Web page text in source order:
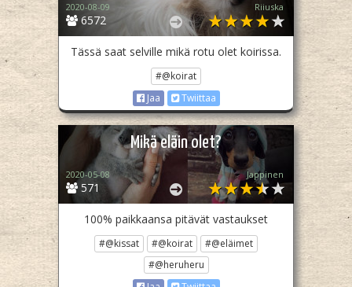
6572
2020-08-09 Riiuska
Tässä saat selville mikä rotu olet koirissa.
#@koirat
Jaa
Twiittaa
Mikä eläin olet?
571
2020-05-08 Jappinen
100% paikkaansa pitävät vastaukset
#@kissat #@koirat
#@eläimet
#@heruheru